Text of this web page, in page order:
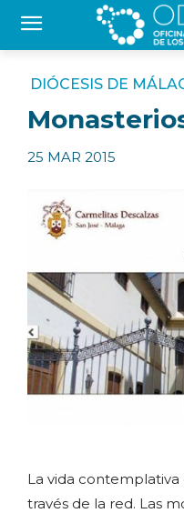
DIÓCESIS DE
25 MAR 2015
La vida
través de la red. Las